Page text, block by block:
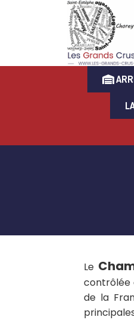
Le
contrôlée
de la